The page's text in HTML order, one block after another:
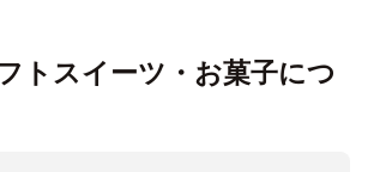
トスイーツ・お菓子につ